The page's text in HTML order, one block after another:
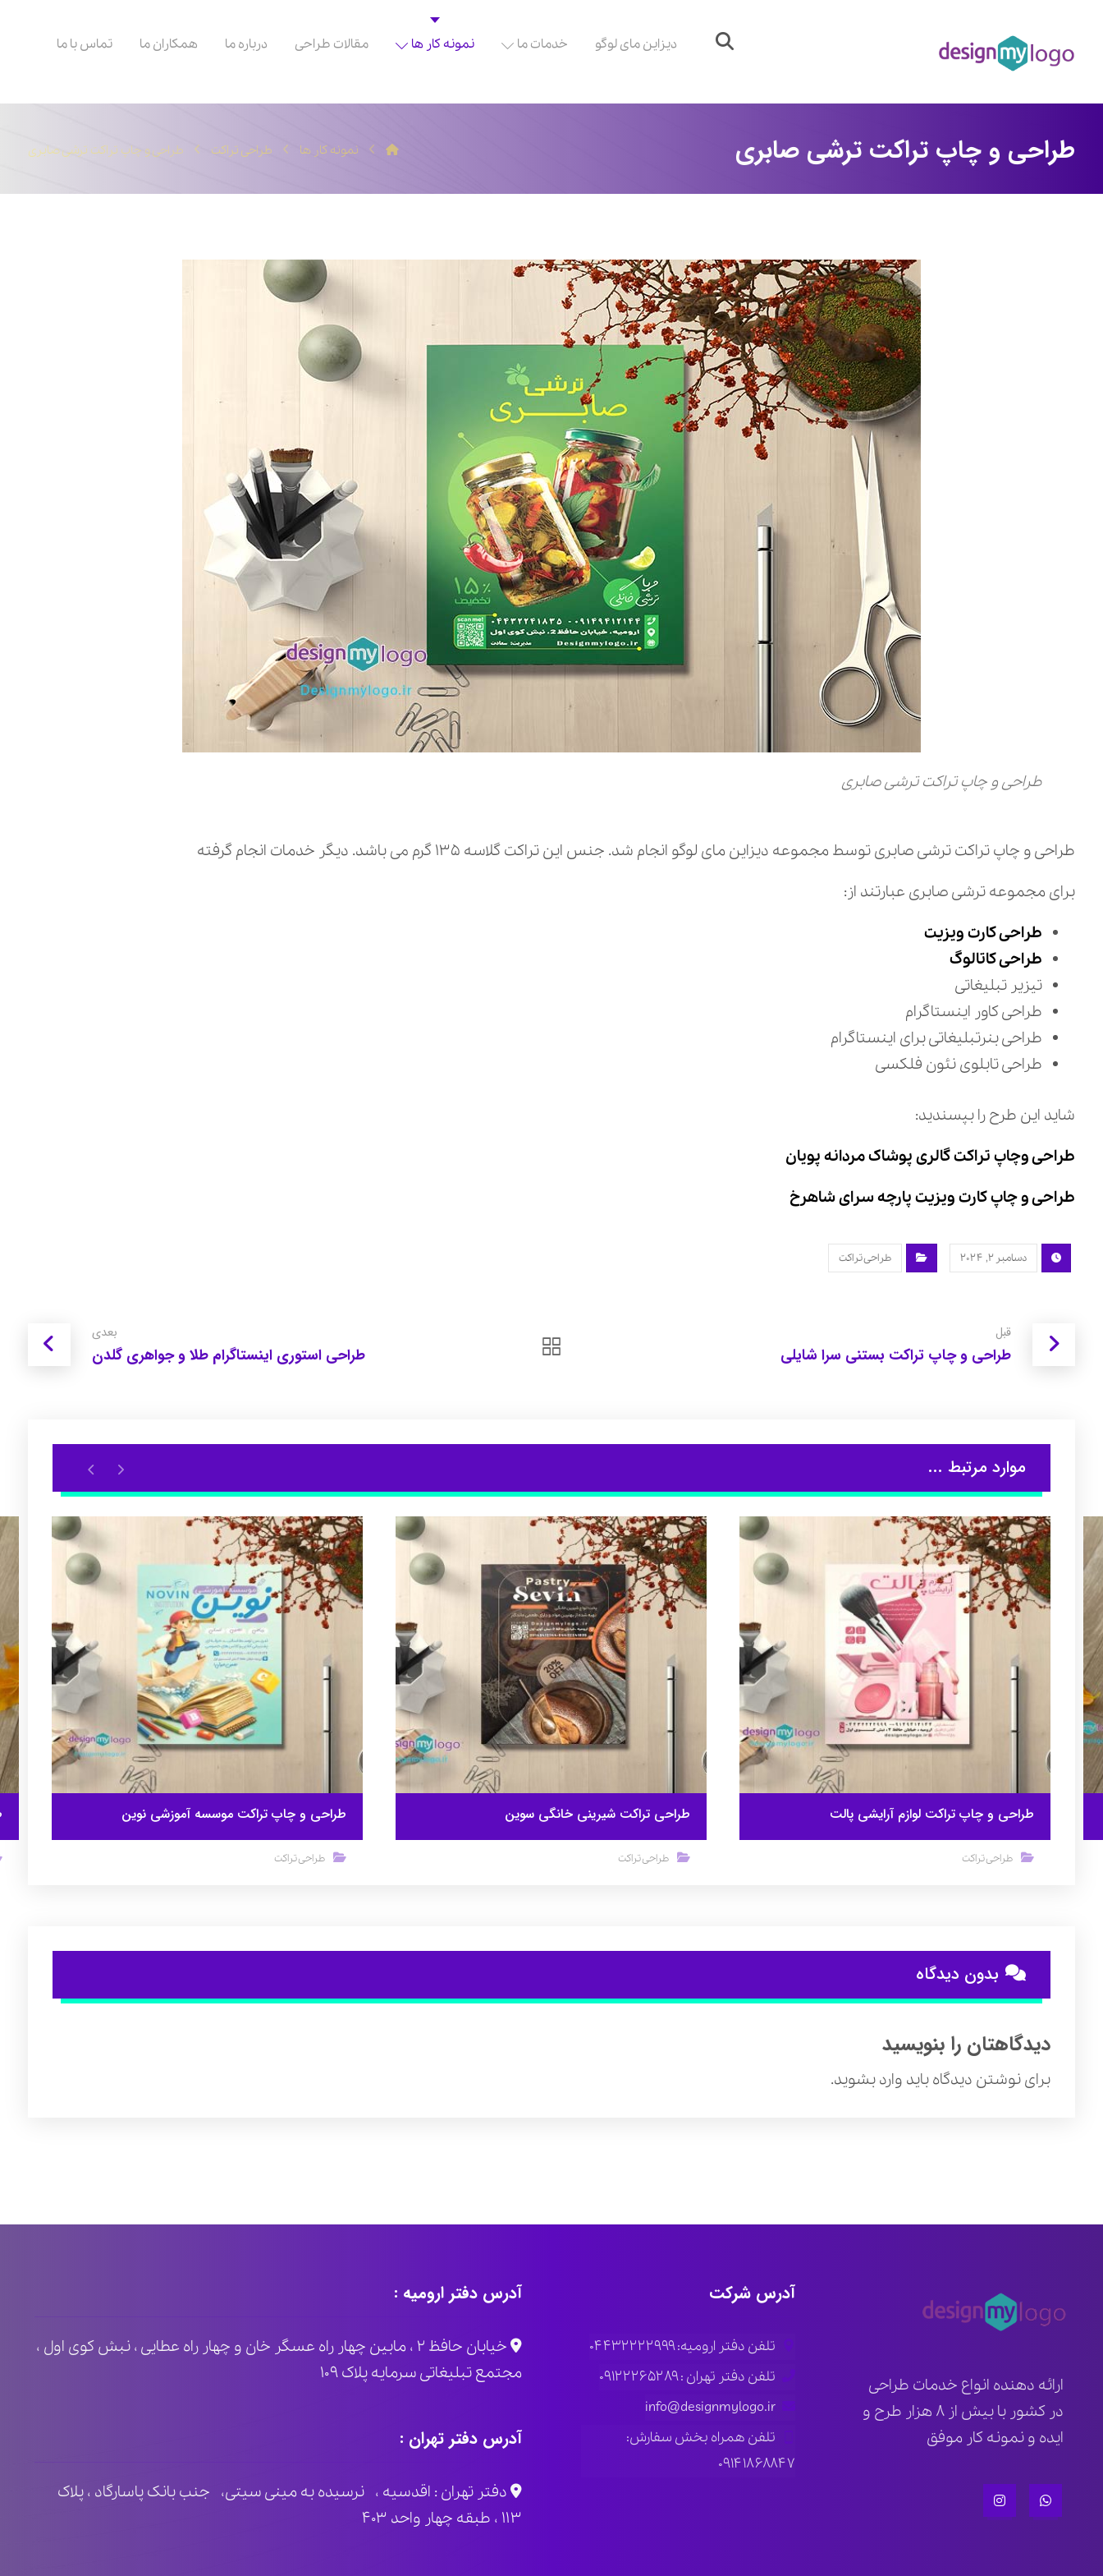
دیزاین مای لوگو خدمات ما نمونه کار ها مقالات طراحی درباره ما همکاران ما تماس با ما
طراحی و چاپ تراکت ترشی صابری نمونه کار ها طراحی تراکت طراحی و چاپ تراکت ترشی صابری
طراحی و چاپ تراکت ترشی صابری
طراحی و چاپ تراکت ترشی صابری توسط مجموعه دیزاین مای لوگو انجام شد. جنس این تراکت گلاسه ۱۳۵ گرم می باشد. دیگر خدمات انجام گرفته
برای مجموعه ترشی صابری عبارتند از:
طراحی کارت ویزیت
طراحی کاتالوگ
تیزیر تبلیغاتی
طراحی کاور اینستاگرام
طراحی بنرتبلیغاتی برای اینستاگرام
طراحی تابلوی نئون فلکسی
شاید این طرح را بپسندید:
طراحی وچاپ تراکت گالری پوشاک مردانه پویان
طراحی و چاپ کارت ویزیت پارچه سرای شاهرخ
دسامبر ۲, ۲۰۲۴ طراحی تراکت
قبل
طراحی و چاپ تراکت بستنی سرا شایلی
بعدی
طراحی استوری اینستاگرام طلا و جواهری گلدن
موارد مرتبط ...
طراحی و چاپ تراکت لوازم آرایشی پالت
طراحی تراکت
طراحی تراکت شیرینی خانگی سوین
طراحی تراکت
طراحی و چاپ تراکت موسسه آموزشی نوین
طراحی تراکت
بدون دیدگاه
دیدگاهتان را بنویسید
برای نوشتن دیدگاه باید وارد بشوید.
ارائه دهنده انواع خدمات طراحی
در کشور با بیش از ۸ هزار طرح و
ایده و نمونه کار موفق
آدرس شرکت
تلفن دفتر ارومیه: ۰۴۴۳۲۲۲۲۹۹۹
تلفن دفتر تهران : ۰۹۱۲۲۲۶۵۲۸۹
info@designmylogo.ir
تلفن همراه بخش سفارش:
۰۹۱۴۱۸۶۸۸۴۷
آدرس دفتر ارومیه :
خیابان حافظ ۲ ، مابین چهار راه عسگر خان و چهار راه عطایی ، نبش کوی اول ،
مجتمع تبلیغاتی سرمایه پلاک ۱۰۹
آدرس دفتر تهران :
دفتر تهران : اقدسیه ، نرسیده به مینی سیتی، جنب بانک پاسارگاد ، پلاک
۱۱۳ ، طبقه چهار واحد ۴۰۳